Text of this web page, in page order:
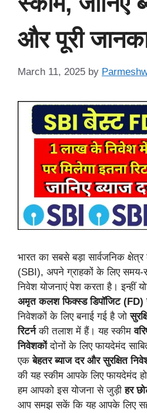
और पूरी
March 11, 2025 by
भारत का सबसे बड़ा सार्वजनिक
(SBI), अपने ग्राहकों के लिए
निवेश योजनाएं पेश करता है। इन्हीं
अमृत कलश फिक्स्ड डिपॉजिट (FD)
निवेशकों के लिए बनाई गई है जो
रिटर्नकी तलाश में हैं। यह स्कीम
निवेशकोंदोनों के लिए फायदेमंद
एकबेहतर ब्याज दर और सुरक्षित
की यह स्कीम आपके लिए फायदेमंद
हम आपको इस योजना से जुड़ीहर
आप समझ सकें कि यह आपके लिए सही